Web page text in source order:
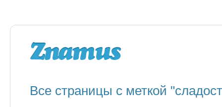
Все страницы с меткой